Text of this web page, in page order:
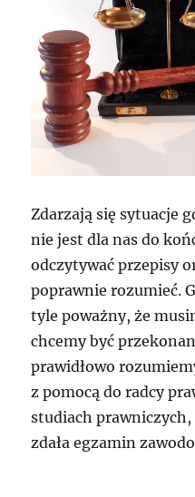
Zdarzają się sytuacje
nie jest dla nas do
odczytywać przepisy
poprawnie rozumieć.
tyle poważny, że
chcemy być
prawidłowo
z pomocą do radcy
studiach
zdała egzamin